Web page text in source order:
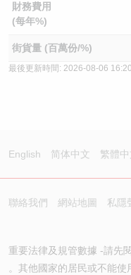
財務費用
(每年%)
街貨量 (百萬份/%)
最後更新時間: 2026-08-06 16:20
English 简体中文 繁體中
聯絡我們 網站地圖 私隱
重要法律及規管數據 -請先
。其他國家的居民或不能